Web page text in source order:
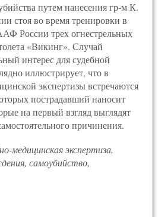
путем нанесения гр-м К.
стоя во время тренировки в
России трех огнестрельных
«Викинг». Случай
интерес для судебной
иллюстрирует, что в
экспертизы встречаются
пострадавший наносит
на первый взгляд выглядят
причинения.
медицинская экспертиза,
самоубийство,